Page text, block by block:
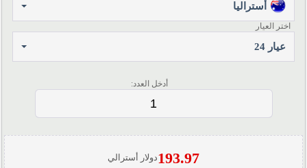
أستراليا
اختر العيار
عيار 24
أدخل العدد:
193.97دولار أسترالي